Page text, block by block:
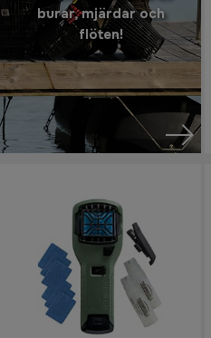
burar, mjärdar och
flöten!